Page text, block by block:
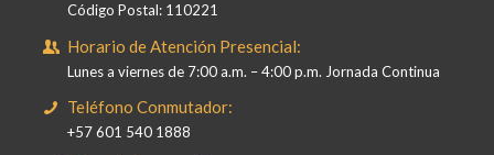
Código Postal: 110221
Horario de Atención Presencial:
Lunes a viernes de 7:00 a.m. – 4:00 p.m. Jornada Continua
Teléfono Conmutador:
+57 601 540 1888